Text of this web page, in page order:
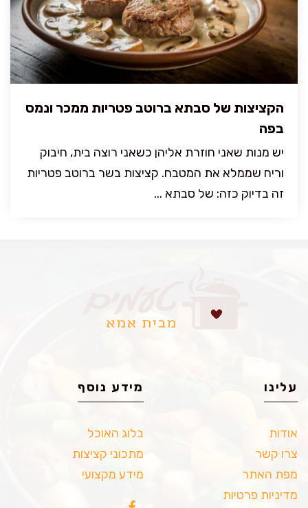
הקציצות של סבתא ברוטב פטריות ממכר ונמס
בפה
יש מנות שאני חוזרת אליהן כשאני רוצה בית, חיבוק
וריח שממלא את המטבח. קציצות בשר ברוטב פטריות
זה בדיוק כזה: של סבתא ...
עלינו
אודות
צרו קשר
מפת האתר
מדיניות פרטיות
מידע נוסף
בלוג האוכל
מתכוני קציצות
מידע מקצועי